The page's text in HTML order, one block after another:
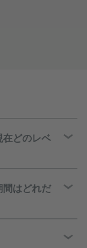
在どのレベ
間はどれだ